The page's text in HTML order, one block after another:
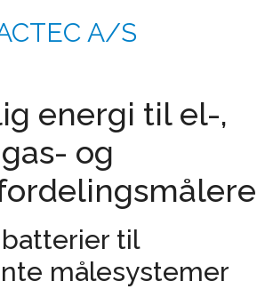
A/S
energi til el-,
og
til
målesystemer